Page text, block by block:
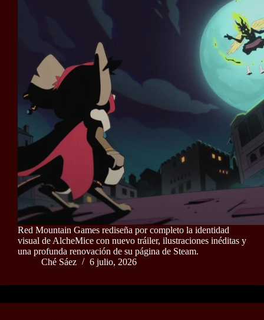
Red Mountain Games rediseña por completo la identidad
visual de AlcheMice con nuevo tráiler, ilustraciones inéditas y
una profunda renovación de su página de Steam.
Ché Sáez
6 julio, 2026